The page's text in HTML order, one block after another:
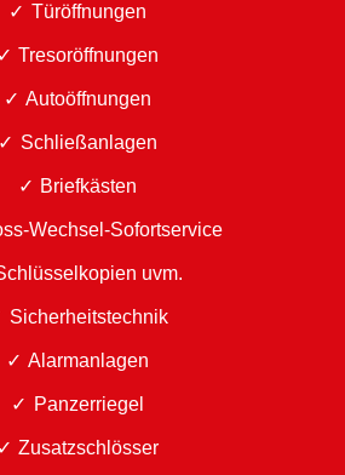
Türöffnungen
Tresoröffnungen
Autoöffnungen
Schließanlagen
Briefkästen
Wechsel-Sofortservice
uvm.
Sicherheitstechnik
Alarmanlagen
Panzerriegel
Zusatzschlösser